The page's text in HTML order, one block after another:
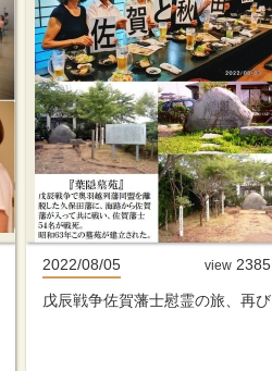
2022/08/05
戊辰戦争佐賀藩士慰霊の旅、再び
view 2385